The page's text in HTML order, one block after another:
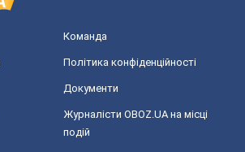
Команда
Політика конфіденційності
Документи
Журналісти OBOZ.UA на місці
подій